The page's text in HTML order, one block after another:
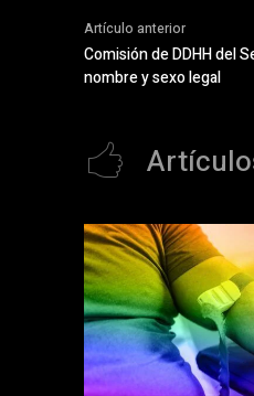
Artículo anterior
Comisión de DDHH del
nombre y sexo legal